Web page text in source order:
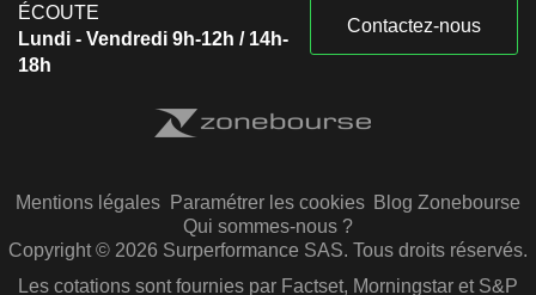
ÉCOUTE
Lundi - Vendredi 9h-12h / 14h-
18h
Contactez-nous
Mentions légales Paramétrer les cookies Blog Zonebourse
Qui sommes-nous ?
Copyright © 2026 Surperformance SAS. Tous droits réservés.
Les cotations sont fournies par Factset, Morningstar et S&P